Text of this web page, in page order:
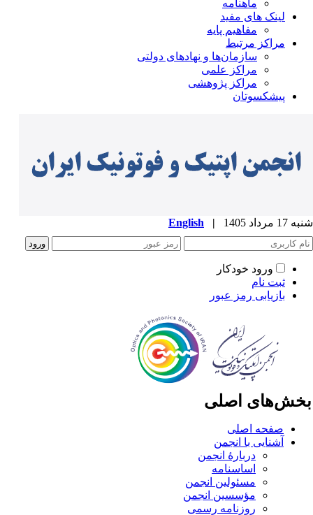
ماهنامه
لینک های مفید
مفاهیم پایه
مراکز مرتبط
سازمان‌ها و نهادهای دولتی
مراکز علمی
مراکز پژوهشی
پیشکسوتان
مرداد 1405 |
English
ورود خودکار
ثبت نام
بازیابی رمز عبور
اصلی
صفحه اصلی
آشنایی با انجمن
دربارۀ انجمن
اساسنامه
مسئولین انجمن
مؤسسین انجمن
روزنامه رسمی